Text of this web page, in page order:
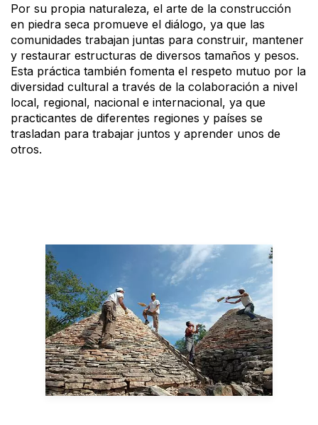
Por su propia naturaleza, el arte de la construcción
en piedra seca promueve el diálogo, ya que las
comunidades trabajan juntas para construir, mantener
y restaurar estructuras de diversos tamaños y pesos.
Esta práctica también fomenta el respeto mutuo por la
diversidad cultural a través de la colaboración a nivel
local, regional, nacional e internacional, ya que
practicantes de diferentes regiones y países se
trasladan para trabajar juntos y aprender unos de
otros.